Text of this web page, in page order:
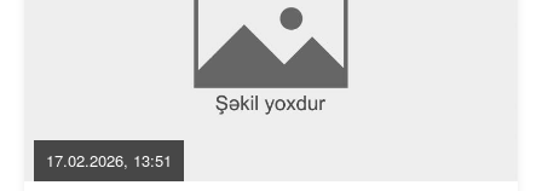
17.02.2026, 13:51